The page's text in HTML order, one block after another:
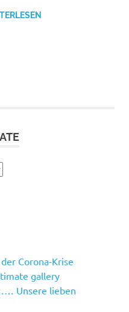
Corona-Krise
gallery
Unsere lieben